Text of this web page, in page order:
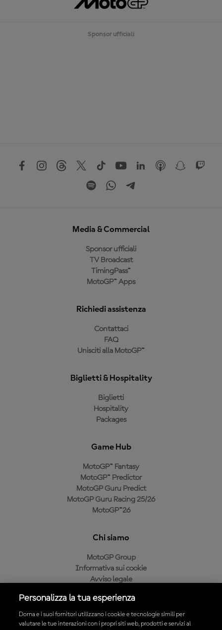
Sponsor ufficiali
Media & Commercial
Sponsor ufficiali
TV Broadcast
TimingPass™
MotoGP™ Apps
Richiedi assistenza
Contattaci
FAQ
Unisciti alla MotoGP™
Biglietti & Hospitality
Biglietti
Hospitality
Packages
Game Hub
MotoGP™ Fantasy
MotoGP™ Predictor
MotoGP Guru Predict
MotoGP Guru Racing 25/26
MotoGP™26
Chi siamo
MotoGP Group
Informativa sui cookie
Avviso legale
Condizioni di acquisto
Personalizza la tua esperienza
Dorna e i suoi fornitori utilizzano i cookie e tecnologie simili per
valutare le tue interazioni con i propri siti web, prodotti e servizi al